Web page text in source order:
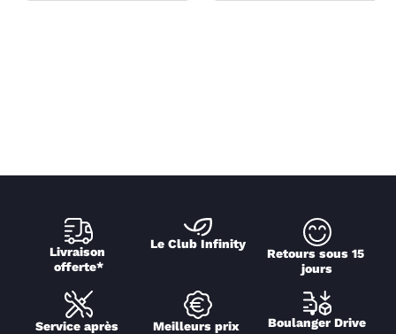
Livraison
offerte*
Le Club Infinity
Retours sous 15
jours
Service après
Meilleurs prix
Boulanger Drive